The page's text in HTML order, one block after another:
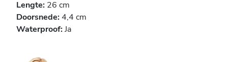
Lengte: 26 cm
Doorsnede:4,4 cm
Waterproof:Ja